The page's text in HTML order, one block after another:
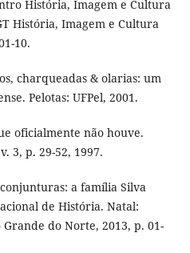
História, Imagem e Cultura
História, Imagem e Cultura
10.
charqueadas & olarias: um
Pelotas: UFPel, 2001.
oficialmente não houve.
3, p. 29-52, 1997.
a família Silva
de História. Natal:
do Norte, 2013, p. 01-